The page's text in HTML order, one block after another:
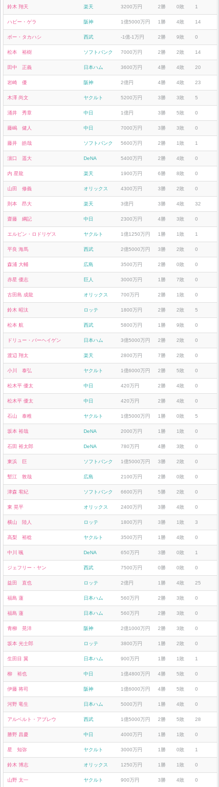
鈴木 翔天 楽天 3200万円 2勝 0敗 1
ハビー・ゲラ 阪神 1億5000万円 1勝 4敗 14
ボー・タカハシ 西武 -1億-1万円 2勝 9敗 0
松本 裕樹 ソフトバンク 7000万円 2勝 2敗 14
田中 正義 日本ハム 3600万円 4勝 4敗 20
岩崎 優 阪神 2億円 4勝 4敗 23
木澤 尚文 ヤクルト 5200万円 3勝 3敗 5
涌井 秀章 中日 1億円 3勝 5敗 0
藤嶋 健人 中日 7000万円 3勝 3敗 0
藤井 皓哉 ソフトバンク 5600万円 2勝 1敗 1
濵口 遥大 DeNA 5400万円 2勝 4敗 0
内 星龍 楽天 1900万円 6勝 8敗 0
山田 修義 オリックス 4300万円 3勝 2敗 0
則本 昂大 楽天 3億円 3勝 4敗 32
齋藤 綱記 中日 2300万円 4勝 3敗 0
エルビン・ロドリゲス ヤクルト 1億1250万円 1勝 1敗 1
平良 海馬 西武 2億5000万円 3勝 2敗 0
森浦 大輔 広島 3500万円 2勝 0敗 0
赤星 優志 巨人 3000万円 1勝 7敗 0
古田島 成龍 オリックス 700万円 2勝 1敗 0
鈴木 昭汰 ロッテ 1800万円 2勝 2敗 5
松本 航 西武 5800万円 1勝 9敗 0
ドリュー・バーヘイゲン 日本ハム 3億5000万円 2勝 2敗 0
渡辺 翔太 楽天 2800万円 7勝 2敗 0
小川 泰弘 ヤクルト 1億6000万円 2勝 5敗 0
松木平 優太 中日 420万円 2勝 4敗 0
松木平 優太 中日 420万円 2勝 4敗 0
石山 泰稚 ヤクルト 1億5000万円 1勝 0敗 5
坂本 裕哉 DeNA 2000万円 1勝 1敗 0
石田 裕太郎 DeNA 780万円 4勝 3敗 0
東浜 巨 ソフトバンク 1億5000万円 3勝 2敗 0
塹江 敦哉 広島 2100万円 2勝 0敗 0
津森 宥紀 ソフトバンク 6600万円 5勝 2敗 0
東 晃平 オリックス 2400万円 3勝 4敗 0
横山 陸人 ロッテ 1800万円 3勝 1敗 3
高梨 裕稔 ヤクルト 3500万円 1勝 4敗 0
中川 颯 DeNA 650万円 3勝 0敗 1
ジェフリー・ヤン 西武 7500万円 0勝 0敗 0
益田 直也 ロッテ 2億円 1勝 4敗 25
福島 蓮 日本ハム 560万円 2勝 3敗 0
福島 蓮 日本ハム 560万円 2勝 3敗 0
青柳 晃洋 阪神 2億1000万円 2勝 3敗 0
坂本 光士郎 ロッテ 3800万円 1勝 2敗 0
生田目 翼 日本ハム 900万円 1勝 1敗 1
柳 裕也 中日 1億4800万円 4勝 5敗 0
伊藤 将司 阪神 1億6000万円 4勝 5敗 0
河野 竜生 日本ハム 5000万円 1勝 4敗 0
アルベルト・アブレウ 西武 1億5000万円 2勝 5敗 28
勝野 昌慶 中日 4000万円 1勝 1敗 0
星 知弥 ヤクルト 3000万円 1勝 0敗 1
鈴木 博志 オリックス 1250万円 1勝 1敗 0
山野 太一 ヤクルト 900万円 3勝 4敗 0